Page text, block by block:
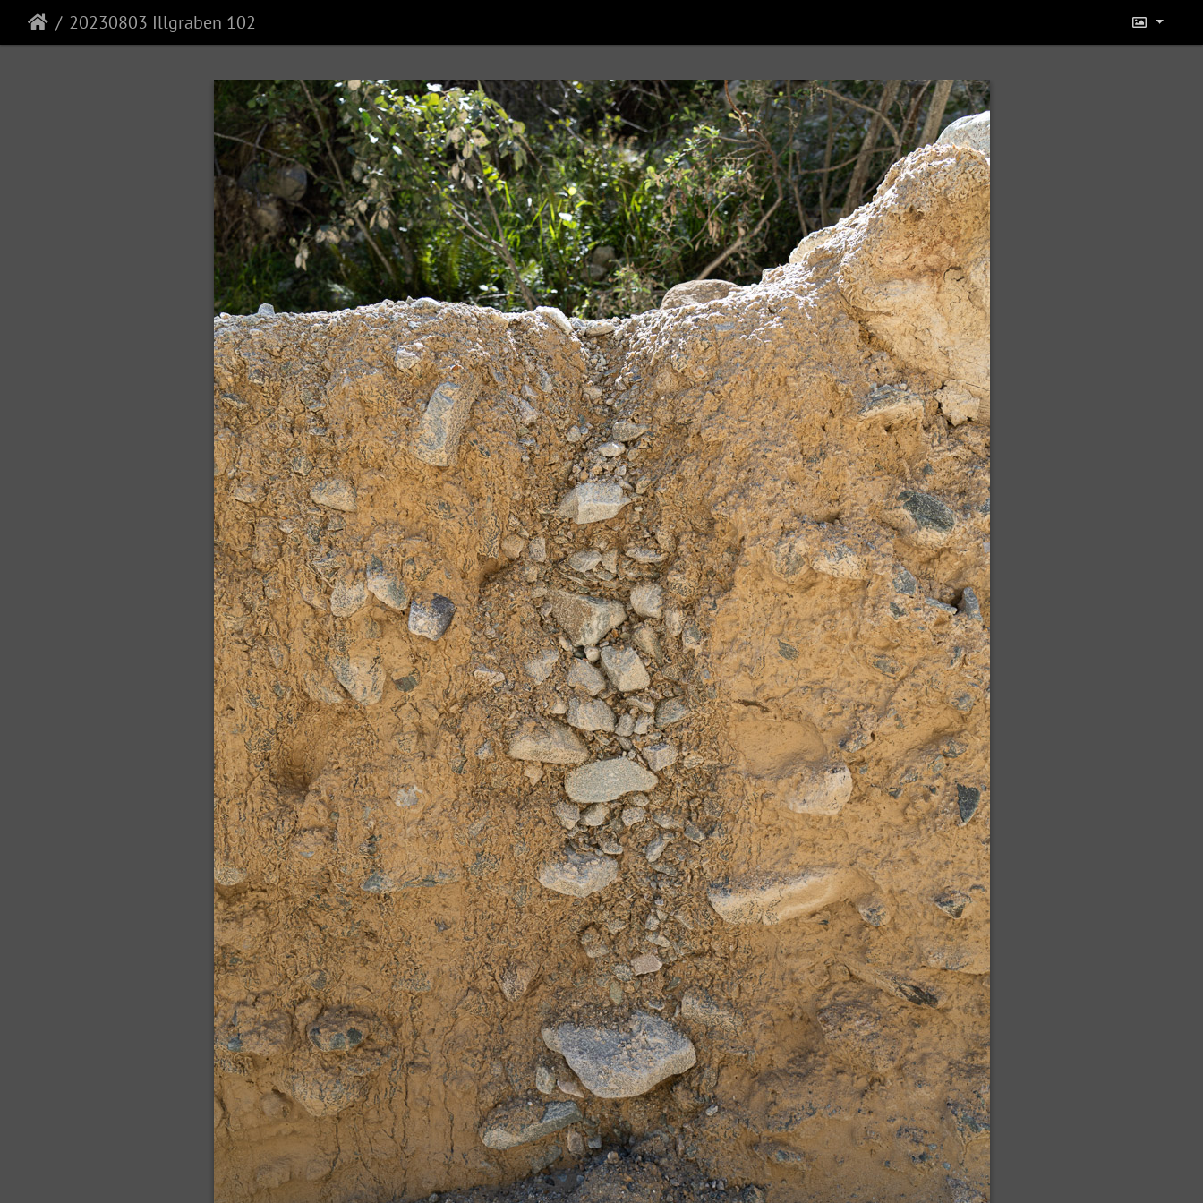
20230803 Illgraben 102